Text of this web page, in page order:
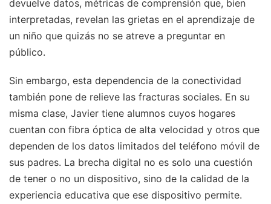
devuelve datos, métricas de comprensión que, bien
interpretadas, revelan las grietas en el aprendizaje de
un niño que quizás no se atreve a preguntar en
público.
Sin embargo, esta dependencia de la conectividad
también pone de relieve las fracturas sociales. En su
misma clase, Javier tiene alumnos cuyos hogares
cuentan con fibra óptica de alta velocidad y otros que
dependen de los datos limitados del teléfono móvil de
sus padres. La brecha digital no es solo una cuestión
de tener o no un dispositivo, sino de la calidad de la
experiencia educativa que ese dispositivo permite.